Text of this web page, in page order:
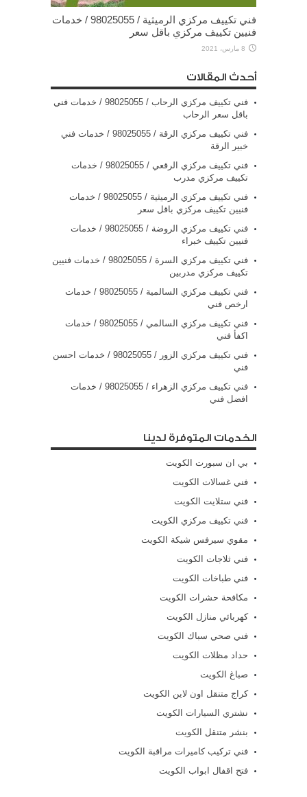
فني تكييف مركزي الرميثية / 98025055 / خدمات
فنيين تكييف مركزي باقل سعر
8 مارس، 2021
أحدث المقالات
فني تكييف مركزي الرحاب / 98025055 / خدمات فني
باقل سعر الرحاب
فني تكييف مركزي الرقة / 98025055 / خدمات فني
خبير الرقة
فني تكييف مركزي الرقعي / 98025055 / خدمات
تكييف مركزي مدرب
فني تكييف مركزي الرميثية / 98025055 / خدمات
فنيين تكييف مركزي باقل سعر
فني تكييف مركزي الروضة / 98025055 / خدمات
فنيين تكييف خبراء
فني تكييف مركزي السرة / 98025055 / خدمات فنيين
تكييف مركزي مدربين
فني تكييف مركزي السالمية / 98025055 / خدمات
ارخص فني
فني تكييف مركزي السالمي / 98025055 / خدمات
اكفأ فني
فني تكييف مركزي الزور / 98025055 / خدمات احسن
فني
فني تكييف مركزي الزهراء / 98025055 / خدمات
افضل فني
الخدمات المتوفرة لدينا
بي ان سبورت الكويت
فني غسالات الكويت
فني ستلايت الكويت
فني تكييف مركزي الكويت
مقوي سيرفس شيكة الكويت
فني ثلاجات الكويت
فني طباخات الكويت
مكافحة حشرات الكويت
كهربائي منازل الكويت
فني صحي سباك الكويت
حداد مظلات الكويت
صباغ الكويت
كراج متنقل اون لاين الكويت
نشتري السيارات الكويت
بنشر متنقل الكويت
فني تركيب كاميرات مراقبة الكويت
فتح اقفال ابواب الكويت